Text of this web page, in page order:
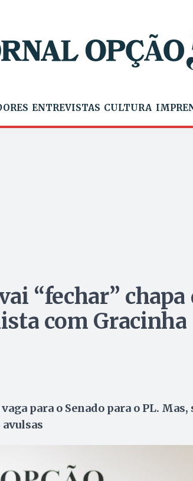
ENTREVISTAS CULTURA
“fechar” chapa
com Gracinha
para o Senado para o PL. Mas,